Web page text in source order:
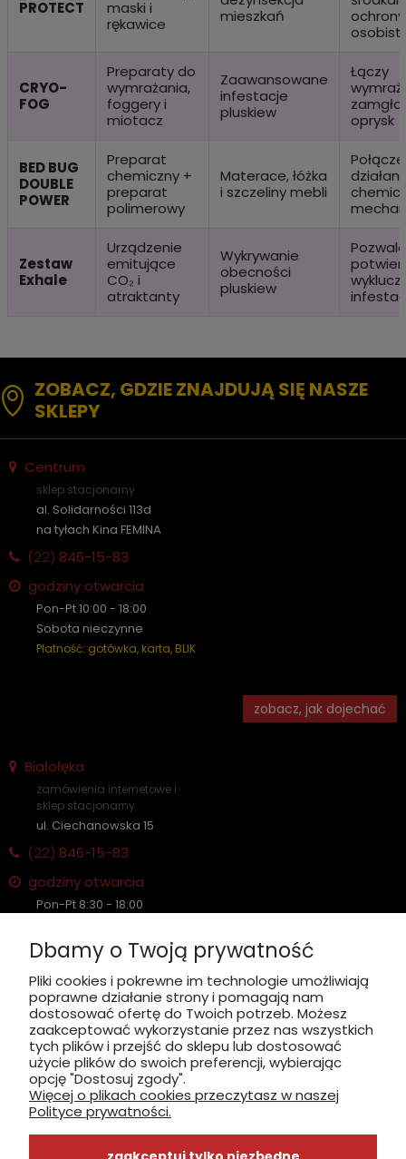
PROTECT
maski i
rękawice
mieszkań
ochrony
CRYO-
FOG
Preparaty do
wymrażania,
foggery i
miotacz
Zaawansowane
infestacje
pluskiew
Łączy
oprysk
BED BUG
DOUBLE
POWER
Preparat
chemiczny +
preparat
polimerowy
Materace, łóżka
i szczeliny mebli
Zestaw
Exhale
Urządzenie
emitujące
CO₂ i
atraktanty
Wykrywanie
obecności
pluskiew
ZOBACZ, GDZIE ZNAJDUJĄ SIĘ NASZE
SKLEPY
Centrum
sklep stacjonarny
al. Solidarności 113d
na tyłach Kina FEMINA
(22) 846-15-83
godziny otwarcia
Pon-Pt 10:00 - 18:00
Sobota nieczynne
Płatność: gotówka, karta, BLIK
zobacz, jak dojechać
Białołęka
zamówienia internetowe i
sklep stacjonarny
ul. Ciechanowska 15
(22) 846-15-83
godziny otwarcia
Pon-Pt 8:30 - 18:00
Płatność: gotówka, karta, BLIK
zobacz, jak dojechać
INFORMACJE
ZAKUPY
Dbamy o Twoją prywatność
Pliki cookies i pokrewne im technologie umożliwiają
poprawne działanie strony i pomagają nam
dostosować ofertę do Twoich potrzeb. Możesz
zaakceptować wykorzystanie przez nas wszystkich
tych plików i przejść do sklepu lub dostosować
użycie plików do swoich preferencji, wybierając
opcję "Dostosuj zgody".
Więcej o plikach cookies przeczytasz w naszej
Polityce prywatności.